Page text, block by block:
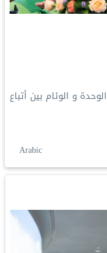
و الوئام بين أتباع
Arabic